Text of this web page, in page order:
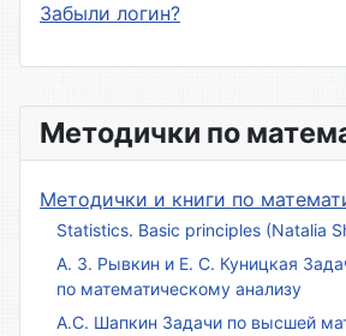
Методички по
Методички и книги по
Statistics. Basic principles (Natalia
А. З. Рывкин и Е. С. Куницкая
по математическому анализу
А.С. Шапкин Задачи по высшей
Забыли логин?